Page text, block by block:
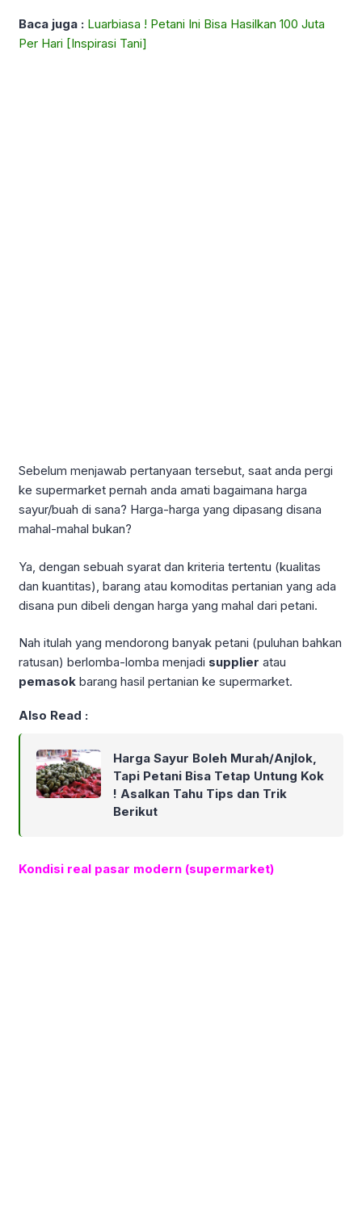
Baca juga : Luarbiasa ! Petani Ini Bisa Hasilkan 100 Juta
Per Hari [Inspirasi Tani]
Sebelum menjawab pertanyaan tersebut, saat anda pergi
ke supermarket pernah anda amati bagaimana harga
sayur/buah di sana? Harga-harga yang dipasang disana
mahal-mahal bukan?
Ya, dengan sebuah syarat dan kriteria tertentu (kualitas
dan kuantitas), barang atau komoditas pertanian yang ada
disana pun dibeli dengan harga yang mahal dari petani.
Nah itulah yang mendorong banyak petani (puluhan bahkan
ratusan) berlomba-lomba menjadi supplier atau
pemasok barang hasil pertanian ke supermarket.
Also Read :
Harga Sayur Boleh Murah/Anjlok,
Tapi Petani Bisa Tetap Untung Kok
! Asalkan Tahu Tips dan Trik
Berikut
Kondisi real pasar modern (supermarket)